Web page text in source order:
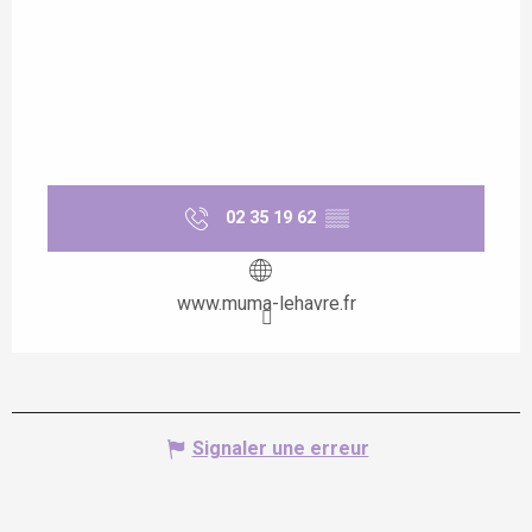
02 35 19 62 ▒▒
www.muma-lehavre.fr
Signaler une erreur